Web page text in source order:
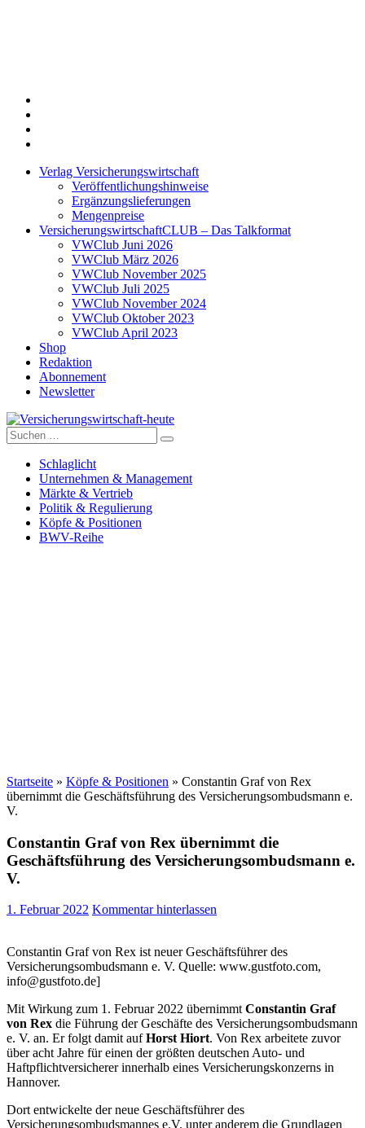
Verlag Versicherungswirtschaft
Veröffentlichungshinweise
Ergänzungslieferungen
Mengenpreise
VersicherungswirtschaftCLUB – Das Talkformat
VWClub Juni 2026
VWClub März 2026
VWClub November 2025
VWClub Juli 2025
VWClub November 2024
VWClub Oktober 2023
VWClub April 2023
Shop
Redaktion
Abonnement
Newsletter
Versicherungswirtschaft-heute
Suche
nach:
Schlaglicht
Unternehmen & Management
Märkte & Vertrieb
Politik & Regulierung
Köpfe & Positionen
BWV-Reihe
Startseite » Köpfe & Positionen » Constantin Graf von Rex
übernimmt die Geschäftsführung des Versicherungsombudsmann e.
V.
Constantin Graf von Rex übernimmt die
Geschäftsführung des Versicherungsombudsmann e.
V.
1. Februar 2022 Kommentar hinterlassen
Constantin Graf von Rex ist neuer Geschäftsführer des
Versicherungsombudsmann e. V. Quelle: www.gustfoto.com,
info@gustfoto.de]
Mit Wirkung zum 1. Februar 2022 übernimmtConstantin Graf
von Rex die Führung der Geschäfte des Versicherungsombudsmann
e. V. an. Er folgt damit aufHorst Hiort. Von Rex arbeitete zuvor
über acht Jahre für einen der größten deutschen Auto- und
Haftpflichtversicherer innerhalb eines Versicherungskonzerns in
Hannover.
Dort entwickelte der neue Geschäftsführer des
Versicherungsombudsmannes e.V. unter anderem die Grundlagen